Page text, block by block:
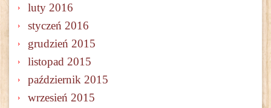
luty 2016
styczeń 2016
grudzień 2015
listopad 2015
październik 2015
wrzesień 2015